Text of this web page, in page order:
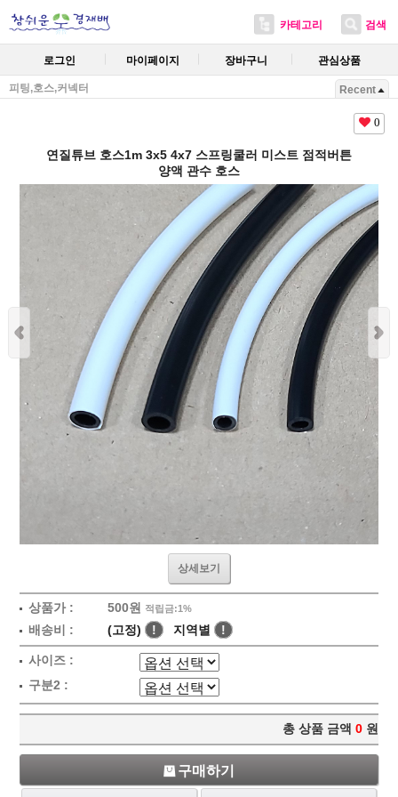
카테고리 검색
로그인 마이페이지 장바구니 관심상품
피팅,호스,커넥터 Recent
0
연질튜브 호스1m 3x5 4x7 스프링쿨러 미스트 점적버튼
양액 관수 호스
상세보기
상품가 : 500원 적립금:1%
배송비 : (고정) ! 지역별 !
사이즈 :
구분2 :
총 상품 금액 0 원
구매하기